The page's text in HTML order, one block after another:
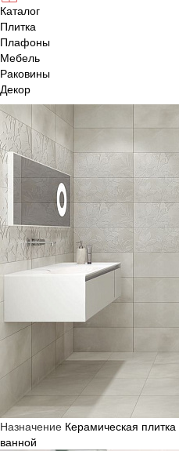
Каталог
Плитка
Плафоны
Мебель
Раковины
Декор
Назначение Керамическая плитка
ванной